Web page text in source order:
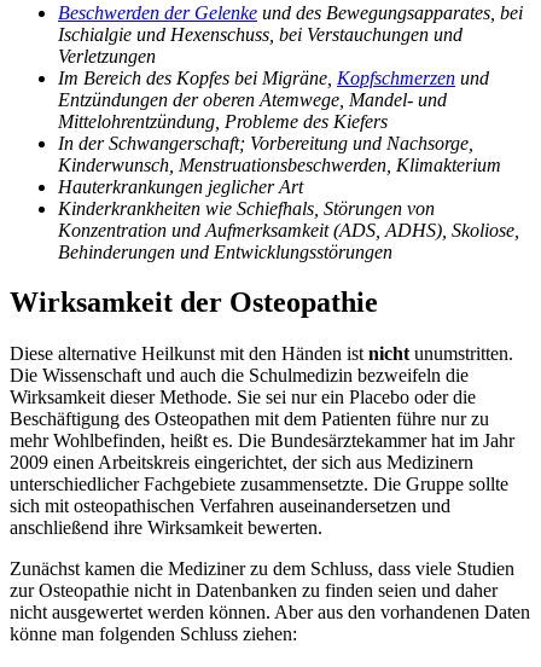
Beschwerden der Gelenke und des Bewegungsapparates, bei
Ischialgie und Hexenschuss, bei Verstauchungen und
Verletzungen
Im Bereich des Kopfes bei Migräne, Kopfschmerzen und
Entzündungen der oberen Atemwege, Mandel- und
Mittelohrentzündung, Probleme des Kiefers
In der Schwangerschaft; Vorbereitung und Nachsorge,
Kinderwunsch, Menstruationsbeschwerden, Klimakterium
Hauterkrankungen jeglicher Art
Kinderkrankheiten wie Schiefhals, Störungen von
Konzentration und Aufmerksamkeit (ADS, ADHS), Skoliose,
Behinderungen und Entwicklungsstörungen
Wirksamkeit der Osteopathie
Diese alternative Heilkunst mit den Händen ist nicht unumstritten.
Die Wissenschaft und auch die Schulmedizin bezweifeln die
Wirksamkeit dieser Methode. Sie sei nur ein Placebo oder die
Beschäftigung des Osteopathen mit dem Patienten führe nur zu
mehr Wohlbefinden, heißt es. Die Bundesärztekammer hat im Jahr
2009 einen Arbeitskreis eingerichtet, der sich aus Medizinern
unterschiedlicher Fachgebiete zusammensetzte. Die Gruppe sollte
sich mit osteopathischen Verfahren auseinandersetzen und
anschließend ihre Wirksamkeit bewerten.
Zunächst kamen die Mediziner zu dem Schluss, dass viele Studien
zur Osteopathie nicht in Datenbanken zu finden seien und daher
nicht ausgewertet werden können. Aber aus den vorhandenen Daten
könne man folgenden Schluss ziehen: